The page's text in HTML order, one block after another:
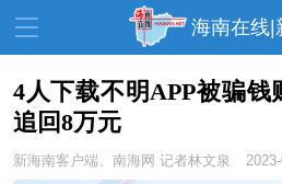
海南在线|
资讯中心
文体 消费
4人下载不明APP被骗
追回8万元
新海南客户端、南海网 记者林文泉